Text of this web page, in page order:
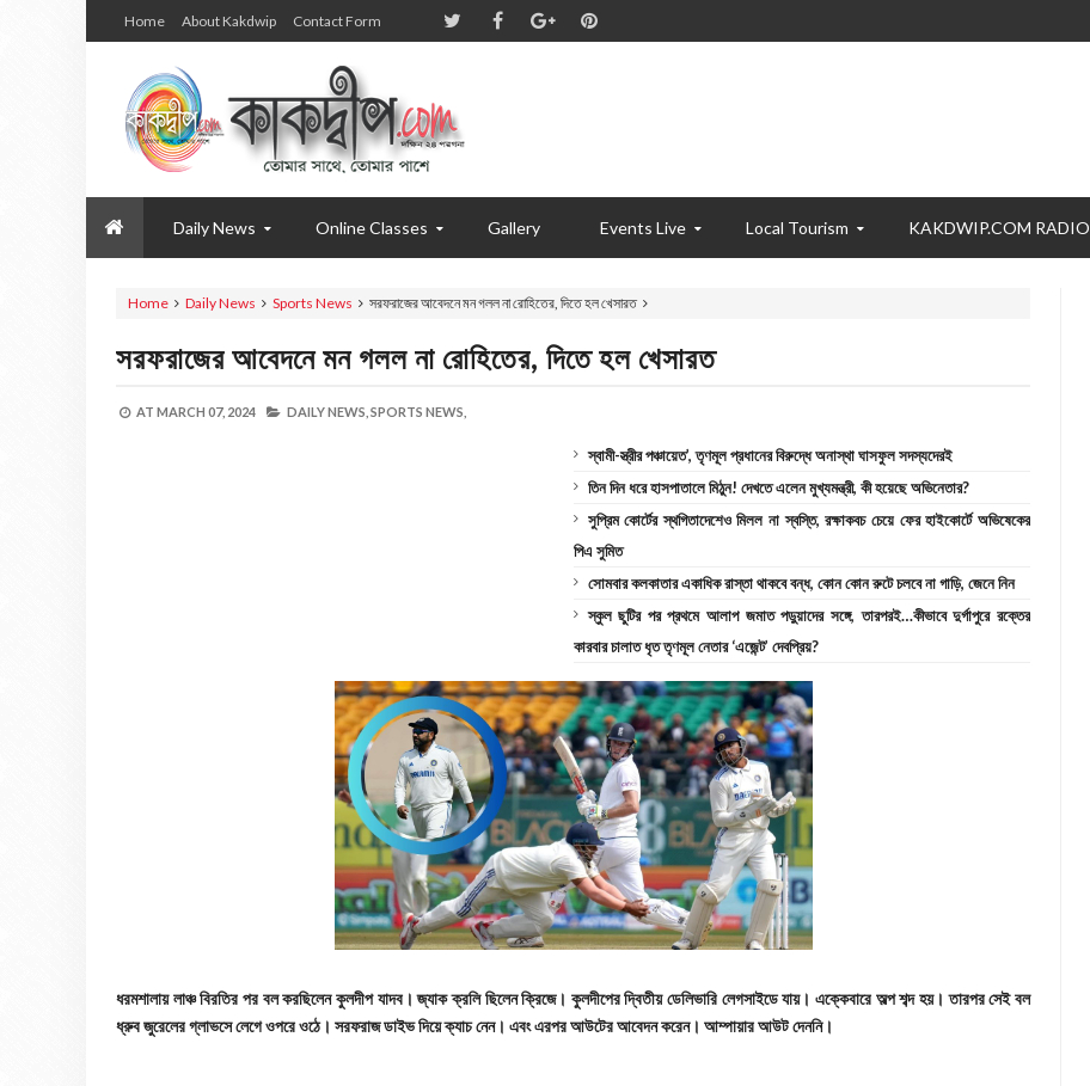
Home About Kakdwip Contact Form
Daily News Online Classes Gallery Events Live Local Tourism KAKDWIP.COM RADIO
Home Daily News Sports News সরফরাজের আবেদনে মন গলল না রোহিতের, দিতে হল খেসারত
সরফরাজের আবেদনে মন গলল না রোহিতের, দিতে হল খেসারত
AT MARCH 07, 2024 DAILY NEWS, SPORTS NEWS,
স্বামী-স্ত্রীর পঞ্চায়েত’, তৃণমূল প্রধানের বিরুদ্ধে অনাস্থা ঘাসফুল সদস্যদেরই
তিন দিন ধরে হাসপাতালে মিঠুন! দেখতে এলেন মুখ্যমন্ত্রী, কী হয়েছে অভিনেতার?
সুপ্রিম কোর্টের স্থগিতাদেশেও মিলল না স্বস্তি, রক্ষাকবচ চেয়ে ফের হাইকোর্টে অভিষেকের
পিএ সুমিত
সোমবার কলকাতার একাধিক রাস্তা থাকবে বন্ধ, কোন কোন রুটে চলবে না গাড়ি, জেনে নিন
স্কুল ছুটির পর প্রথমে আলাপ জমাত পড়ুয়াদের সঙ্গে, তারপরই…কীভাবে দুর্গাপুরে রক্তের
কারবার চালাত ধৃত তৃণমূল নেতার ‘এজেন্ট’ দেবপ্রিয়?
ধরমশালায় লাঞ্চ বিরতির পর বল করছিলেন কুলদীপ যাদব। জ্যাক ক্রলি ছিলেন ক্রিজে। কুলদীপের দ্বিতীয় ডেলিভারি লেগসাইডে যায়। এক্কেবারে অল্প শব্দ হয়। তারপর সেই বল
ধ্রুব জুরেলের গ্লাভসে লেগে ওপরে ওঠে। সরফরাজ ডাইভ দিয়ে ক্যাচ নেন। এবং এরপর আউটের আবেদন করেন। আম্পায়ার আউট দেননি।